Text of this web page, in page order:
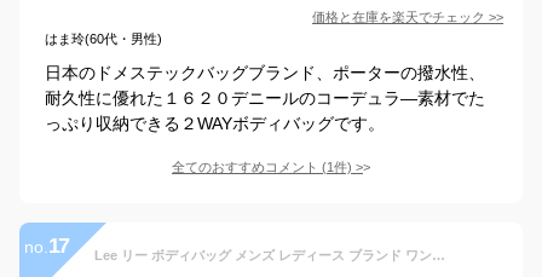
価格と在庫を楽天でチェック >>
はま玲(60代・男性)
日本のドメステックバッグブランド、ポーターの撥水性、
耐久性に優れた１６２０デニールのコーデュラ―素材でた
っぷり収納できる２WAYボディバッグです。
全てのおすすめコメント (1件) >
no. 17 Lee リー ボディバッグ メンズ レディース ブランド ワンショルダー ショルダーバック ショルダーバッグ ボディーバッグ ボディバック 斜め掛けバッグ 斜めがけバッグ 男女兼用 人気 かっこいい シンプル おしゃれ 大人 320-3100